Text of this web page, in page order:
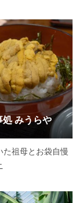
処 みうらや
た祖母とお袋自慢